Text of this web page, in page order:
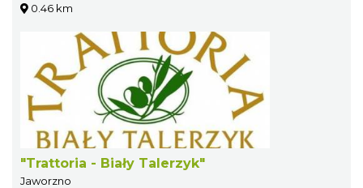
0.46 km
"Trattoria - Biały Talerzyk"
Jaworzno